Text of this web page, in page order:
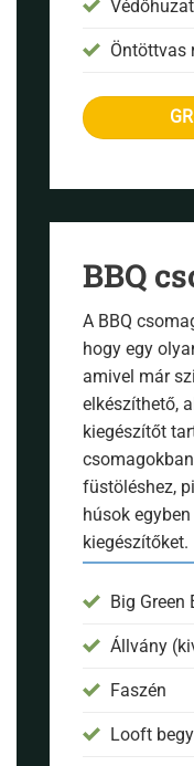
Védőhuzat
Öntöttvas
BBQ
A BBQ
hogy egy
amivel már
elkészíthető,
kiegészítőt
füstöléshez,
húsok
kiegészítőket.
Big Green
Állvány
Faszén
Looft